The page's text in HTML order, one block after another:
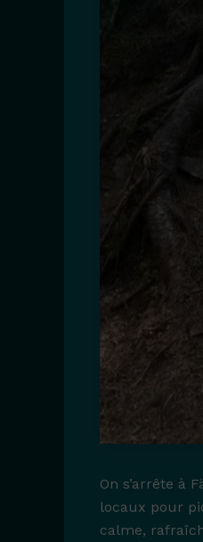
On s’arrête à
locaux pour
calme,